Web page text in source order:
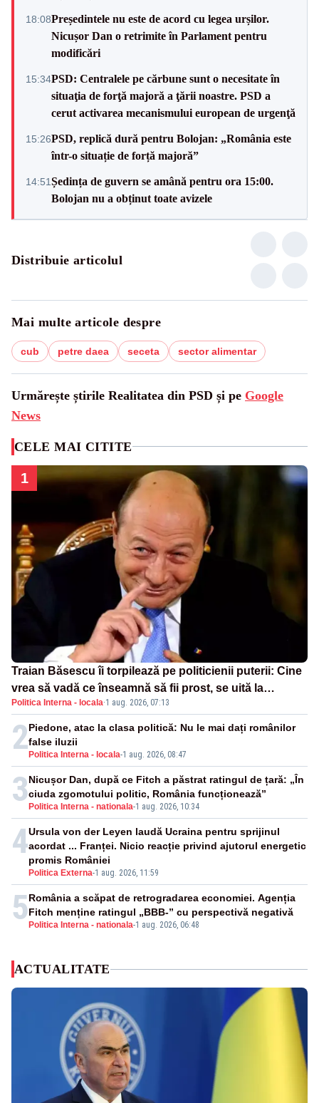
18:08Președintele nu este de acord cu legea urșilor.
Nicușor Dan o retrimite în Parlament pentru
modificări
15:34PSD: Centralele pe cărbune sunt o necesitate în
situaţia de forţă majoră a ţării noastre. PSD a
cerut activarea mecanismului european de urgenţă
15:26PSD, replică dură pentru Bolojan: „România este
într-o situație de forță majoră”
14:51Ședința de guvern se amână pentru ora 15:00.
Bolojan nu a obținut toate avizele
Distribuie articolul
Mai multe articole despre
cub petre daea seceta sector alimentar
Urmărește știrile Realitatea din PSD și pe Google
News
CELE MAI CITITE
1
Traian Băsescu îi torpilează pe politicienii puterii: Cine
vrea să vadă ce înseamnă să fii prost, se uită la
România
Politica Interna - locala·1 aug. 2026, 07:13
2 Politica Interna - locala-1 aug. 2026, 08:47
Piedone, atac la clasa politică: Nu le mai dați românilor
false iluzii
3 Politica Interna - nationala-1 aug. 2026, 10:34
Nicușor Dan, după ce Fitch a păstrat ratingul de țară: „În
ciuda zgomotului politic, România funcționează”
4
Politica Externa-1 aug. 2026, 11:59
Ursula von der Leyen laudă Ucraina pentru sprijinul
acordat ... Franței. Nicio reacție privind ajutorul energetic
promis României
5 Politica Interna - nationala-1 aug. 2026, 06:48
România a scăpat de retrogradarea economiei. Agenția
Fitch menține ratingul „BBB-” cu perspectivă negativă
ACTUALITATE